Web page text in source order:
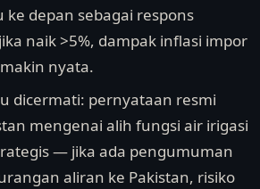
ke depan sebagai respons
naik >5%, dampak inflasi impor
nyata.
dicermati: pernyataan resmi
mengenai alih fungsi air irigasi
— jika ada pengumuman
aliran ke Pakistan, risiko